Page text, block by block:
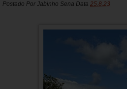
Postado Por Jabinho Sena Data 25.8.23